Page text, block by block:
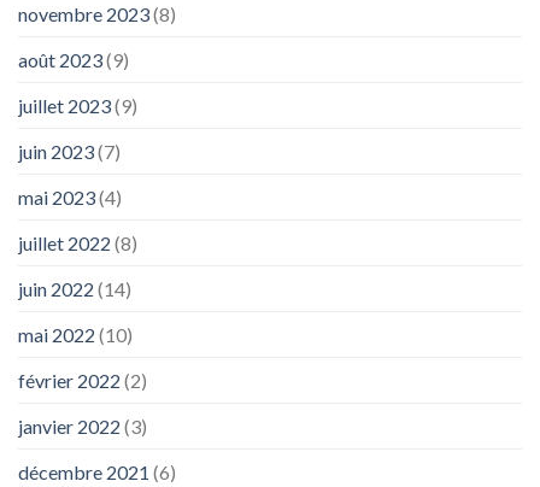
novembre 2023(8)
août 2023(9)
juillet 2023(9)
juin 2023(7)
mai 2023(4)
juillet 2022 (8)
juin 2022 (14)
mai 2022 (10)
février 2022 (2)
janvier 2022 (3)
décembre 2021 (6)